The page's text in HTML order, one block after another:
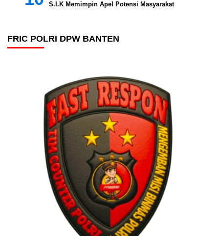
S.I.K Memimpin Apel Potensi Masyarakat
FRIC POLRI DPW BANTEN